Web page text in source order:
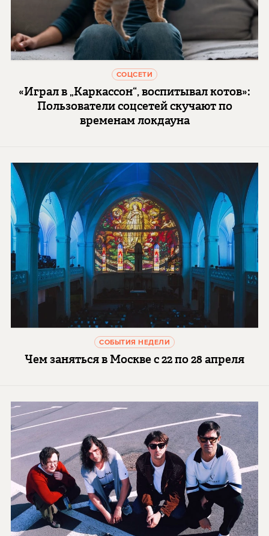
СОЦСЕТИ
«Играл в „Каркассон“, воспитывал котов»:
Пользователи соцсетей скучают по
временам локдауна
СОБЫТИЯ НЕДЕЛИ
Чем заняться в Москве с 22 по 28 апреля